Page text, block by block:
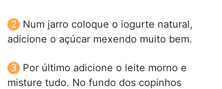
Num jarro coloque o iogurte natural,
adicione o açúcar mexendo muito bem.
Por último adicione o leite morno e
misture tudo. No fundo dos copinhos